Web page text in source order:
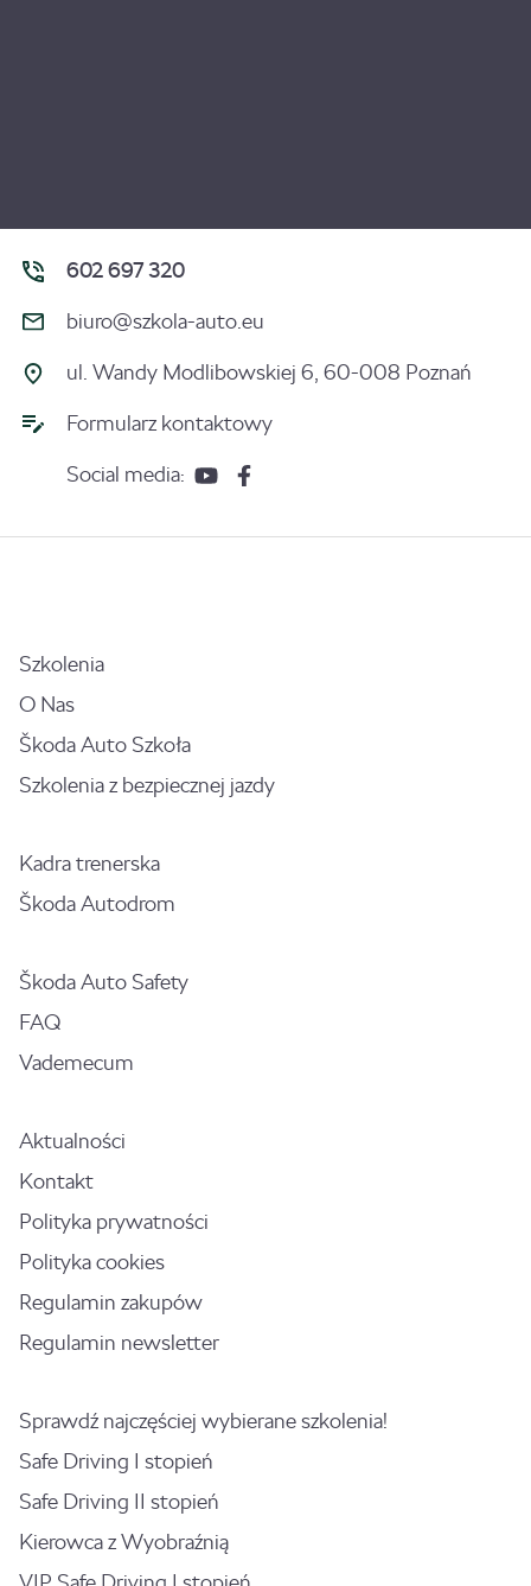
602 697 320
biuro@szkola-auto.eu
ul. Wandy Modlibowskiej 6, 60-008 Poznań
Formularz kontaktowy
Social media:
Szkolenia
O Nas
Škoda Auto Szkoła
Szkolenia z bezpiecznej jazdy
Kadra trenerska
Škoda Autodrom
Škoda Auto Safety
FAQ
Vademecum
Aktualności
Kontakt
Polityka prywatności
Polityka cookies
Regulamin zakupów
Regulamin newsletter
Sprawdź najczęściej wybierane szkolenia!
Safe Driving I stopień
Safe Driving II stopień
Kierowca z Wyobraźnią